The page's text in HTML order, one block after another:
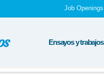
Job
Ensayos y trabajos